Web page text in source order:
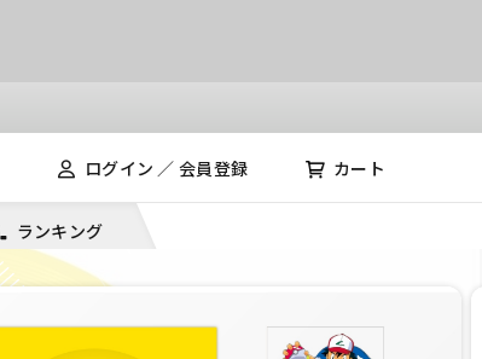
ログイン ／ 会員登録 カート
ランキング